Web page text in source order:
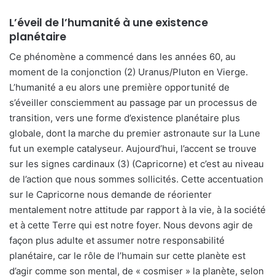
L’éveil de l’humanité à une existence
planétaire
Ce phénomène a commencé dans les années 60, au
moment de la conjonction (2) Uranus/Pluton en Vierge.
L’humanité a eu alors une première opportunité de
s’éveiller consciemment au passage par un processus de
transition, vers une forme d’existence planétaire plus
globale, dont la marche du premier astronaute sur la Lune
fut un exemple catalyseur. Aujourd’hui, l’accent se trouve
sur les signes cardinaux (3) (Capricorne) et c’est au niveau
de l’action que nous sommes sollicités. Cette accentuation
sur le Capricorne nous demande de réorienter
mentalement notre attitude par rapport à la vie, à la société
et à cette Terre qui est notre foyer. Nous devons agir de
façon plus adulte et assumer notre responsabilité
planétaire, car le rôle de l’humain sur cette planète est
d’agir comme son mental, de « cosmiser » la planète, selon